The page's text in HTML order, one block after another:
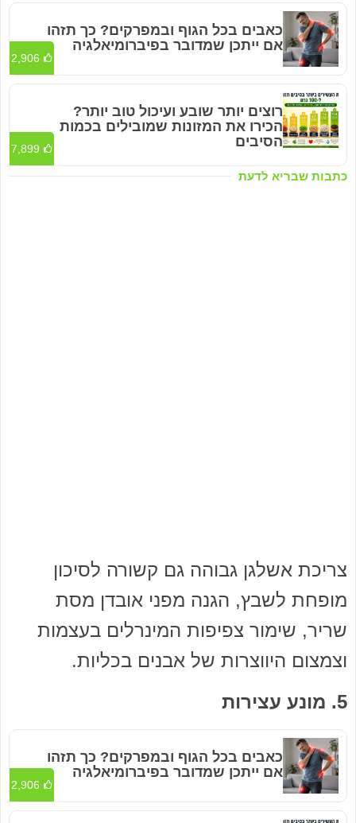
כתבות שבריא לדעת
כאבים בכל הגוף ובמפרקים? כך תזהו
אם ייתכן שמדובר בפיברומיאלגיה
2,906
רוצים יותר שובע ועיכול טוב יותר?
הכירו את המזונות שמובילים בכמות
הסיבים
7,899
צריכת אשלגן גבוהה גם קשורה לסיכון
מופחת לשבץ, הגנה מפני אובדן מסת
שריר, שימור צפיפות המינרלים בעצמות
וצמצום היווצרות של אבנים בכליות.
5. מונע עצירות
כאבים בכל הגוף ובמפרקים? כך תזהו
אם ייתכן שמדובר בפיברומיאלגיה
2,906